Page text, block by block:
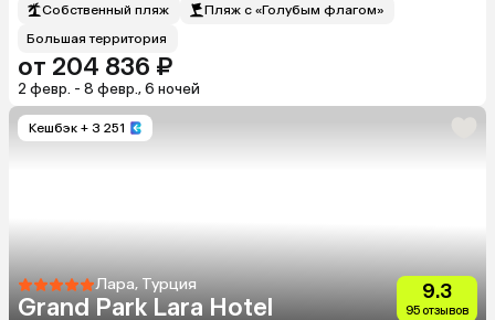
Собственный пляж
Пляж с «Голубым флагом»
Большая территория
от 204 836 ₽
2 февр. - 8 февр., 6 ночей
Кешбэк + 3 251
Лара, Турция
Grand Park Lara Hotel
9.3
95 отзывов